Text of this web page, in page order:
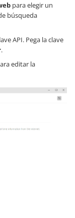
para elegir un
búsqueda
API. Pega la clave
.
editar la